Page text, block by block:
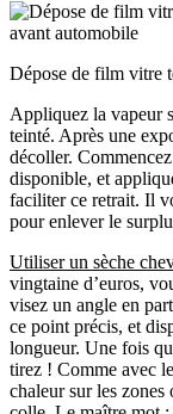
Dépose de film vitre
Appliquez la vapeur
teinté. Après une
décoller.
disponible, et
faciliter ce retrait. Il
pour enlever le
Utiliser un sèche
vingtaine d’euros,
visez un angle en
ce point précis, et
longueur. Une fois
tirez ! Comme avec
chaleur sur les zones